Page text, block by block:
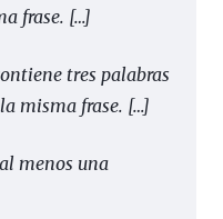
frase. […]
tres palabras
misma frase. […]
menos una